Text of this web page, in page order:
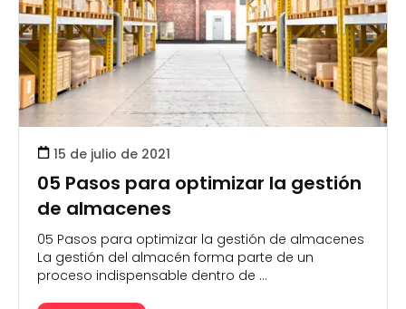
15 de julio de 2021
05 Pasos para optimizar la gestión
de almacenes
05 Pasos para optimizar la gestión de almacenes
La gestión del almacén forma parte de un
proceso indispensable dentro de ...